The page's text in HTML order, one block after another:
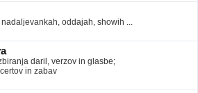
oddajah, showih ...
daril, verzov in glasbe;
in zabav